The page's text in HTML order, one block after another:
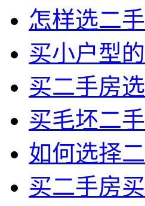
怎样选二
买小户型
买二手房
买毛坯二
如何选择二
买二手房